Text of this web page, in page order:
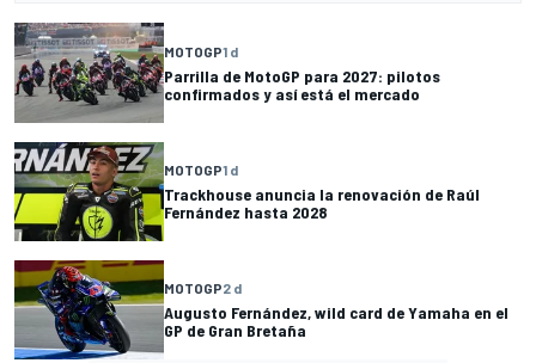
MOTOGP1 d
Parrilla de MotoGP para 2027: pilotos
confirmados y así está el mercado
MOTOGP1 d
Trackhouse anuncia la renovación de Raúl
Fernández hasta 2028
MOTOGP2 d
Augusto Fernández, wild card de Yamaha en el
GP de Gran Bretaña